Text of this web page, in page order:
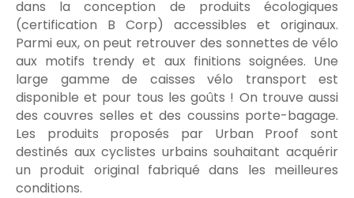
dans la conception de produits écologiques
(certification B Corp) accessibles et originaux.
Parmi eux, on peut retrouver des sonnettes de vélo
aux motifs trendy et aux finitions soignées. Une
large gamme de caisses vélo transport est
disponible et pour tous les goûts ! On trouve aussi
des couvres selles et des coussins porte-bagage.
Les produits proposés par Urban Proof sont
destinés aux cyclistes urbains souhaitant acquérir
un produit original fabriqué dans les meilleures
conditions.